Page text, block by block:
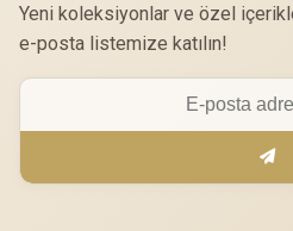
Yeni koleksiyonlar ve özel
e-posta listemize katılın!